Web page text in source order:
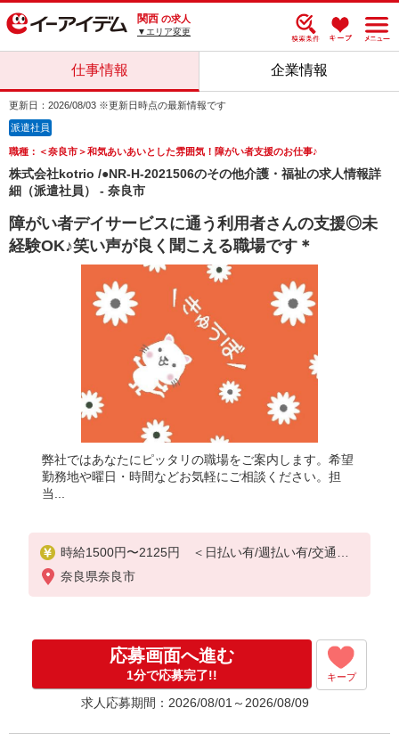
関西 の求人
▼エリア変更
仕事情報 企業情報
更新日：2026/08/03 ※更新日時点の最新情報です
派遣社員
職種：＜奈良市＞和気あいあいとした雰囲気！障がい者支援のお仕事♪
株式会社kotrio /●NR-H-2021506のその他介護・福祉の求人情報詳
細（派遣社員） - 奈良市
障がい者デイサービスに通う利用者さんの支援◎未
経験OK♪笑い声が良く聞こえる職場です＊
弊社ではあなたにピッタリの職場をご案内します。希望
勤務地や曜日・時間などお気軽にご相談ください。担
当...
時給1500円〜2125円 ＜日払い有/週払い有/交通費
全支給(ガソリン代含む)＞
奈良県奈良市
応募画面へ進む
1分で応募完了!! キープ
求人応募期間：2026/08/01～2026/08/09